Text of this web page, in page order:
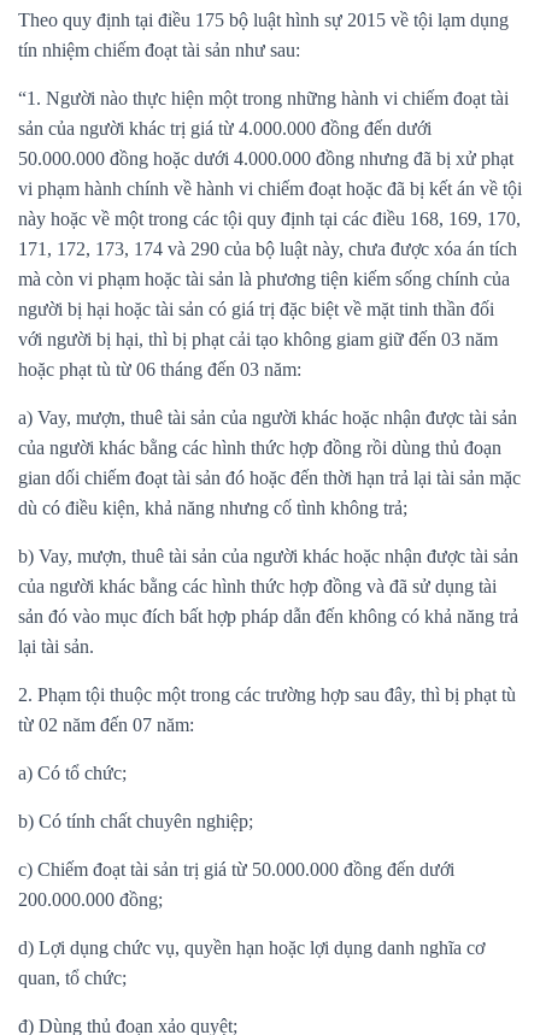
Theo quy định tại điều 175 bộ luật hình sự 2015 về tội lạm dụng
tín nhiệm chiếm đoạt tài sản như sau:
“1. Người nào thực hiện một trong những hành vi chiếm đoạt tài
sản của người khác trị giá từ 4.000.000 đồng đến dưới
50.000.000 đồng hoặc dưới 4.000.000 đồng nhưng đã bị xử phạt
vi phạm hành chính về hành vi chiếm đoạt hoặc đã bị kết án về tội
này hoặc về một trong các tội quy định tại các điều 168, 169, 170,
171, 172, 173, 174 và 290 của bộ luật này, chưa được xóa án tích
mà còn vi phạm hoặc tài sản là phương tiện kiếm sống chính của
người bị hại hoặc tài sản có giá trị đặc biệt về mặt tinh thần đối
với người bị hại, thì bị phạt cải tạo không giam giữ đến 03 năm
hoặc phạt tù từ 06 tháng đến 03 năm:
a) Vay, mượn, thuê tài sản của người khác hoặc nhận được tài sản
của người khác bằng các hình thức hợp đồng rồi dùng thủ đoạn
gian dối chiếm đoạt tài sản đó hoặc đến thời hạn trả lại tài sản mặc
dù có điều kiện, khả năng nhưng cố tình không trả;
b) Vay, mượn, thuê tài sản của người khác hoặc nhận được tài sản
của người khác bằng các hình thức hợp đồng và đã sử dụng tài
sản đó vào mục đích bất hợp pháp dẫn đến không có khả năng trả
lại tài sản.
2. Phạm tội thuộc một trong các trường hợp sau đây, thì bị phạt tù
từ 02 năm đến 07 năm:
a) Có tổ chức;
b) Có tính chất chuyên nghiệp;
c) Chiếm đoạt tài sản trị giá từ 50.000.000 đồng đến dưới
200.000.000 đồng;
d) Lợi dụng chức vụ, quyền hạn hoặc lợi dụng danh nghĩa cơ
quan, tổ chức;
đ) Dùng thủ đoạn xảo quyệt;